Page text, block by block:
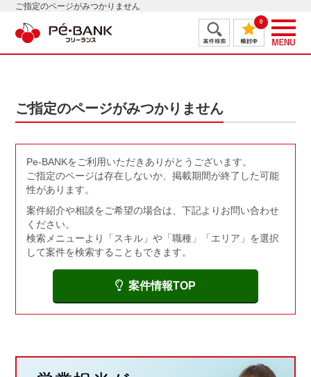
ご指定のページがみつかりません
0
ご指定のページがみつかりません
Pe-BANKをご利用いただきありがとうございます。
ご指定のページは存在しないか、掲載期間が終了した可能
性があります。
案件紹介や相談をご希望の場合は、下記よりお問い合わせ
ください。
検索メニューより「スキル」や「職種」「エリア」を選択
して案件を検索することもできます。
案件情報TOP